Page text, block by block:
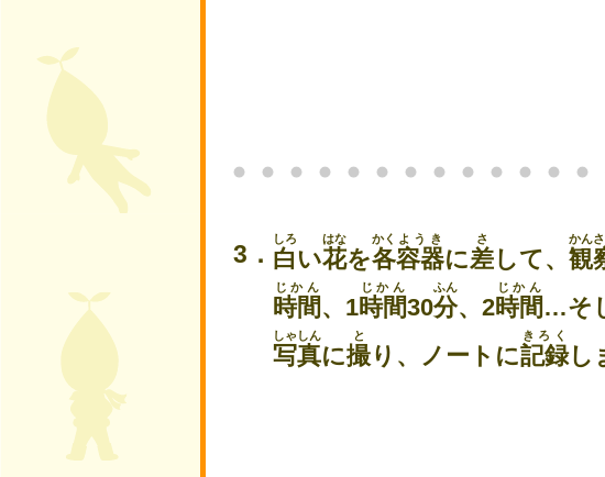
白
しろ
い花
はな
を各
かく
容器
ようき
に差
さ
して、 観
かん
時間
じかん
、1時間
じかん
30分
ふん
、2時間
じかん
…そ
写真
しゃしん
に撮
と
り、ノートに記録
きろく
し